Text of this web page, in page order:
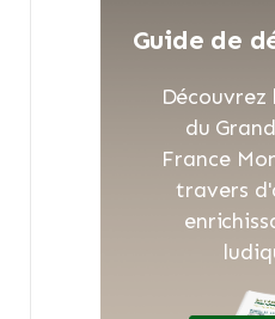
Guide de
Découvrez
du
France
travers